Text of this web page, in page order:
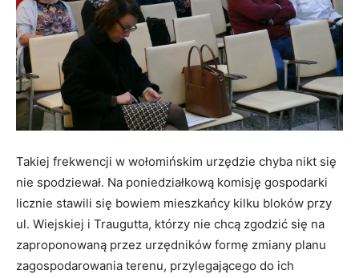
Takiej frekwencji w wołomińskim urzędzie chyba nikt się
nie spodziewał. Na poniedziałkową komisję gospodarki
licznie stawili się bowiem mieszkańcy kilku bloków przy
ul. Wiejskiej i Traugutta, którzy nie chcą zgodzić się na
zaproponowaną przez urzędników formę zmiany planu
zagospodarowania terenu, przylegającego do ich